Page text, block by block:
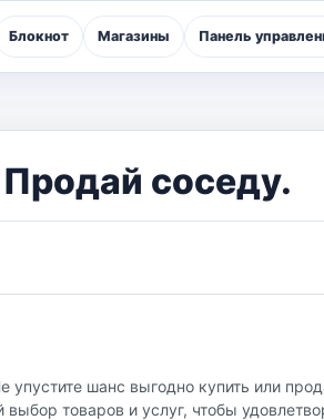
Блокнот Магазины Панель
соседу.
шанс выгодно купить или
товаров и услуг, чтобы